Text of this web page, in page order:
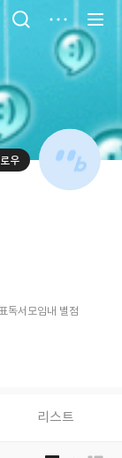
우
독서모임내 별점
리스트